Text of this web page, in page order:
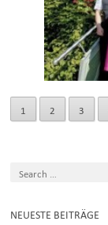
1 2 3
NEUESTE BEITRÄGE